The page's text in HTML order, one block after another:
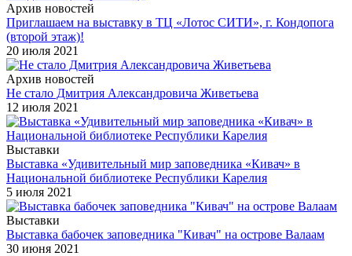
Архив новостей
Приглашаем на выставку в ТЦ «Лотос СИТИ», г. Кондопога
(второй этаж)!
20 июля 2021
Архив новостей
Не стало Дмитрия Александровича Живетьева
12 июля 2021
Выставки
Выставка «Удивительный мир заповедника «Кивач» в
Национальной библиотеке Республики Карелия
5 июля 2021
Выставки
Выставка бабочек заповедника "Кивач" на острове Валаам
30 июня 2021